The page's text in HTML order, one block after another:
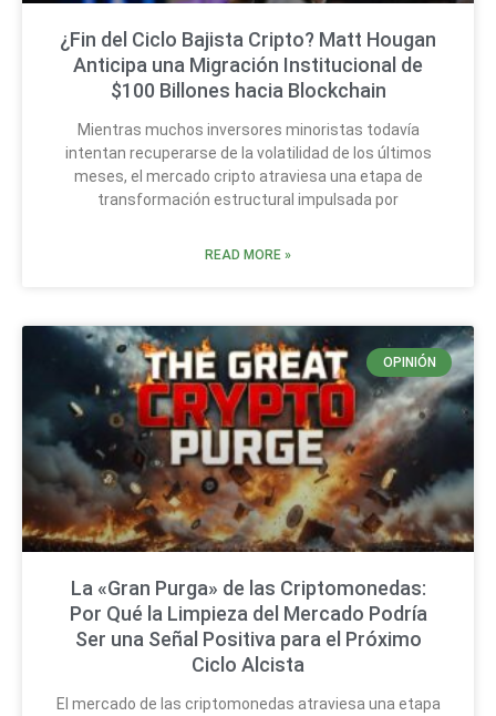
¿Fin del Ciclo Bajista Cripto? Matt Hougan
Anticipa una Migración Institucional de
$100 Billones hacia Blockchain
Mientras muchos inversores minoristas todavía
intentan recuperarse de la volatilidad de los últimos
meses, el mercado cripto atraviesa una etapa de
transformación estructural impulsada por
READ MORE »
OPINIÓN
La «Gran Purga» de las Criptomonedas:
Por Qué la Limpieza del Mercado Podría
Ser una Señal Positiva para el Próximo
Ciclo Alcista
El mercado de las criptomonedas atraviesa una etapa